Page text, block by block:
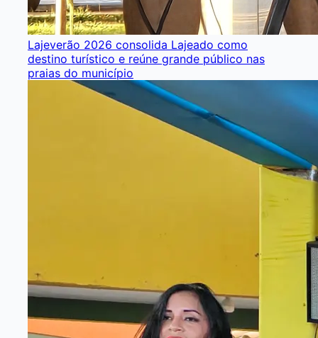
Lajeverão 2026 consolida Lajeado como
destino turístico e reúne grande público nas
praias do município